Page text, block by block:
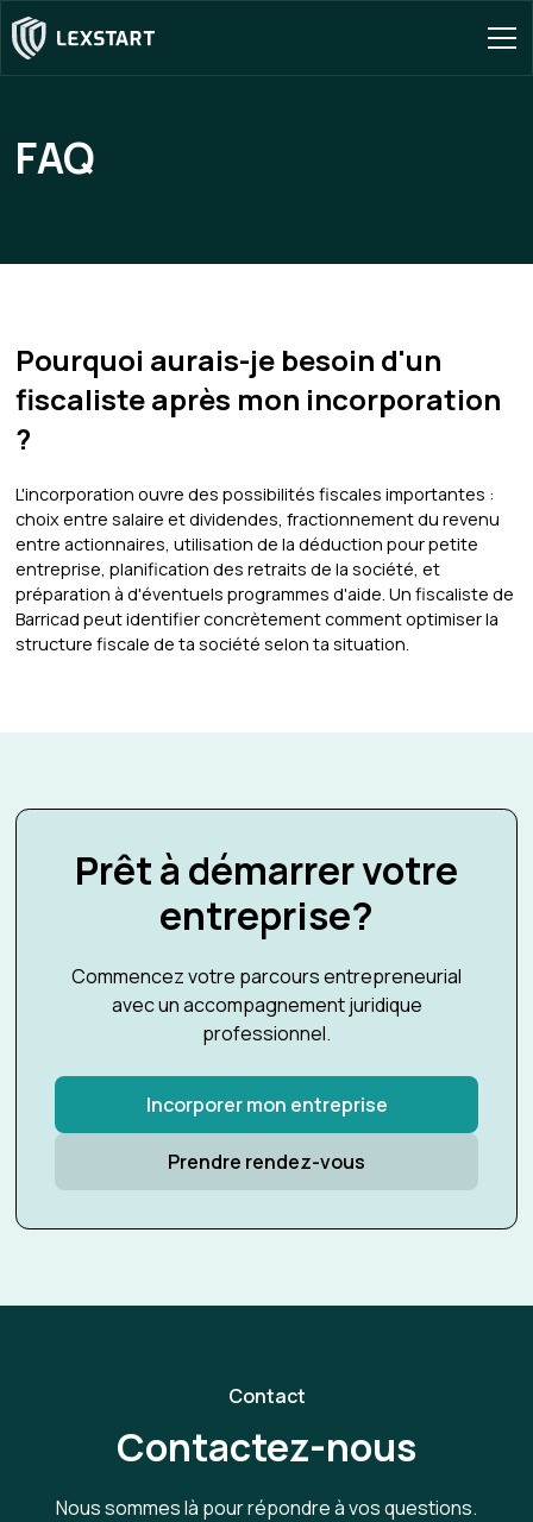
FAQ
Pourquoi aurais-je besoin d'un
fiscaliste après mon incorporation
?
L'incorporation ouvre des possibilités fiscales importantes :
choix entre salaire et dividendes, fractionnement du revenu
entre actionnaires, utilisation de la déduction pour petite
entreprise, planification des retraits de la société, et
préparation à d'éventuels programmes d'aide. Un fiscaliste de
Barricad peut identifier concrètement comment optimiser la
structure fiscale de ta société selon ta situation.
Prêt à démarrer votre
entreprise?
Commencez votre parcours entrepreneurial
avec un accompagnement juridique
professionnel.
Incorporer mon entreprise
Prendre rendez-vous
Contact
Contactez-nous
Nous sommes là pour répondre à vos questions.